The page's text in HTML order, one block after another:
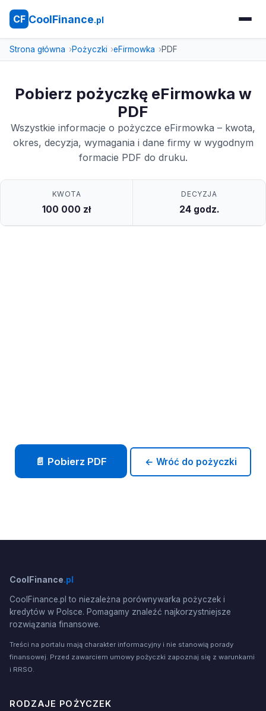
CF CoolFinance.pl
Strona główna Pożyczki eFirmowka PDF
Pobierz pożyczkę eFirmowka w
PDF
Wszystkie informacje o pożyczce eFirmowka – kwota,
okres, decyzja, wymagania i dane firmy w wygodnym
formacie PDF do druku.
KWOTA
100 000 zł
DECYZJA
24 godz.
📄 Pobierz PDF ← Wróć do pożyczki
CoolFinance.pl
CoolFinance.pl to niezależna porównywarka pożyczek i
kredytów w Polsce. Pomagamy znaleźć najkorzystniejsze
rozwiązania finansowe.
Treści na portalu mają charakter informacyjny i nie stanowią porady
finansowej. Przed zawarciem umowy pożyczki zapoznaj się z warunkami
i RRSO.
RODZAJE POŻYCZEK